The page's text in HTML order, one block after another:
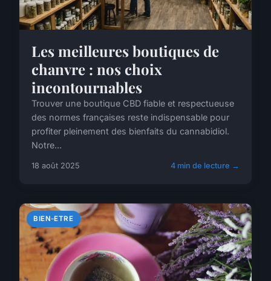
Les meilleures boutiques de
chanvre : nos choix
incontournables
Trouver une boutique CBD fiable et respectueuse
des normes françaises reste indispensable pour
profiter pleinement des bienfaits du cannabidiol.
Notre...
18 août 2025 4 min de lecture →
BIEN-ETRE